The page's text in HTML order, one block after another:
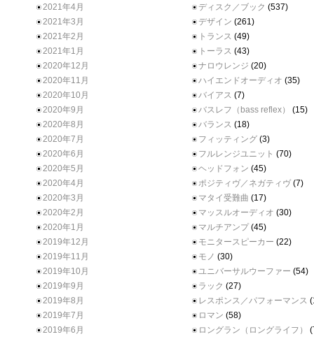
2021年4月
2021年3月
2021年2月
2021年1月
2020年12月
2020年11月
2020年10月
2020年9月
2020年8月
2020年7月
2020年6月
2020年5月
2020年4月
2020年3月
2020年2月
2020年1月
2019年12月
2019年11月
2019年10月
2019年9月
2019年8月
2019年7月
2019年6月
ディスク／ブック (537)
デザイン (261)
トランス (49)
トーラス (43)
ナロウレンジ (20)
ハイエンドオーディオ (35)
バイアス (7)
バスレフ（bass reflex）
(15)
バランス (18)
フィッティング (3)
フルレンジユニット (70)
ヘッドフォン (45)
ポジティヴ／ネガティヴ(7)
マタイ受難曲 (17)
マッスルオーディオ (30)
マルチアンプ (45)
モニタースピーカー (22)
モノ (30)
ユニバーサルウーファー (54)
ラック (27)
レスポンス／パフォーマンス
ロマン (58)
ロングラン（ロングライフ）